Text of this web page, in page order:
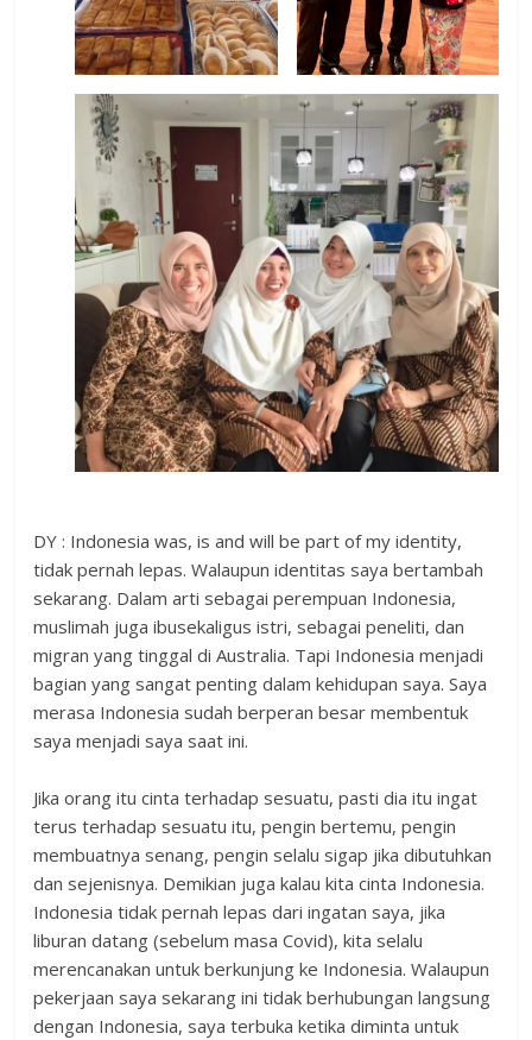
DY : Indonesia was, is and will be part of my identity,
tidak pernah lepas. Walaupun identitas saya bertambah
sekarang. Dalam arti sebagai perempuan Indonesia,
muslimah juga ibusekaligus istri, sebagai peneliti, dan
migran yang tinggal di Australia. Tapi Indonesia menjadi
bagian yang sangat penting dalam kehidupan saya. Saya
merasa Indonesia sudah berperan besar membentuk
saya menjadi saya saat ini.
Jika orang itu cinta terhadap sesuatu, pasti dia itu ingat
terus terhadap sesuatu itu, pengin bertemu, pengin
membuatnya senang, pengin selalu sigap jika dibutuhkan
dan sejenisnya. Demikian juga kalau kita cinta Indonesia.
Indonesia tidak pernah lepas dari ingatan saya, jika
liburan datang (sebelum masa Covid), kita selalu
merencanakan untuk berkunjung ke Indonesia. Walaupun
pekerjaan saya sekarang ini tidak berhubungan langsung
dengan Indonesia, saya terbuka ketika diminta untuk